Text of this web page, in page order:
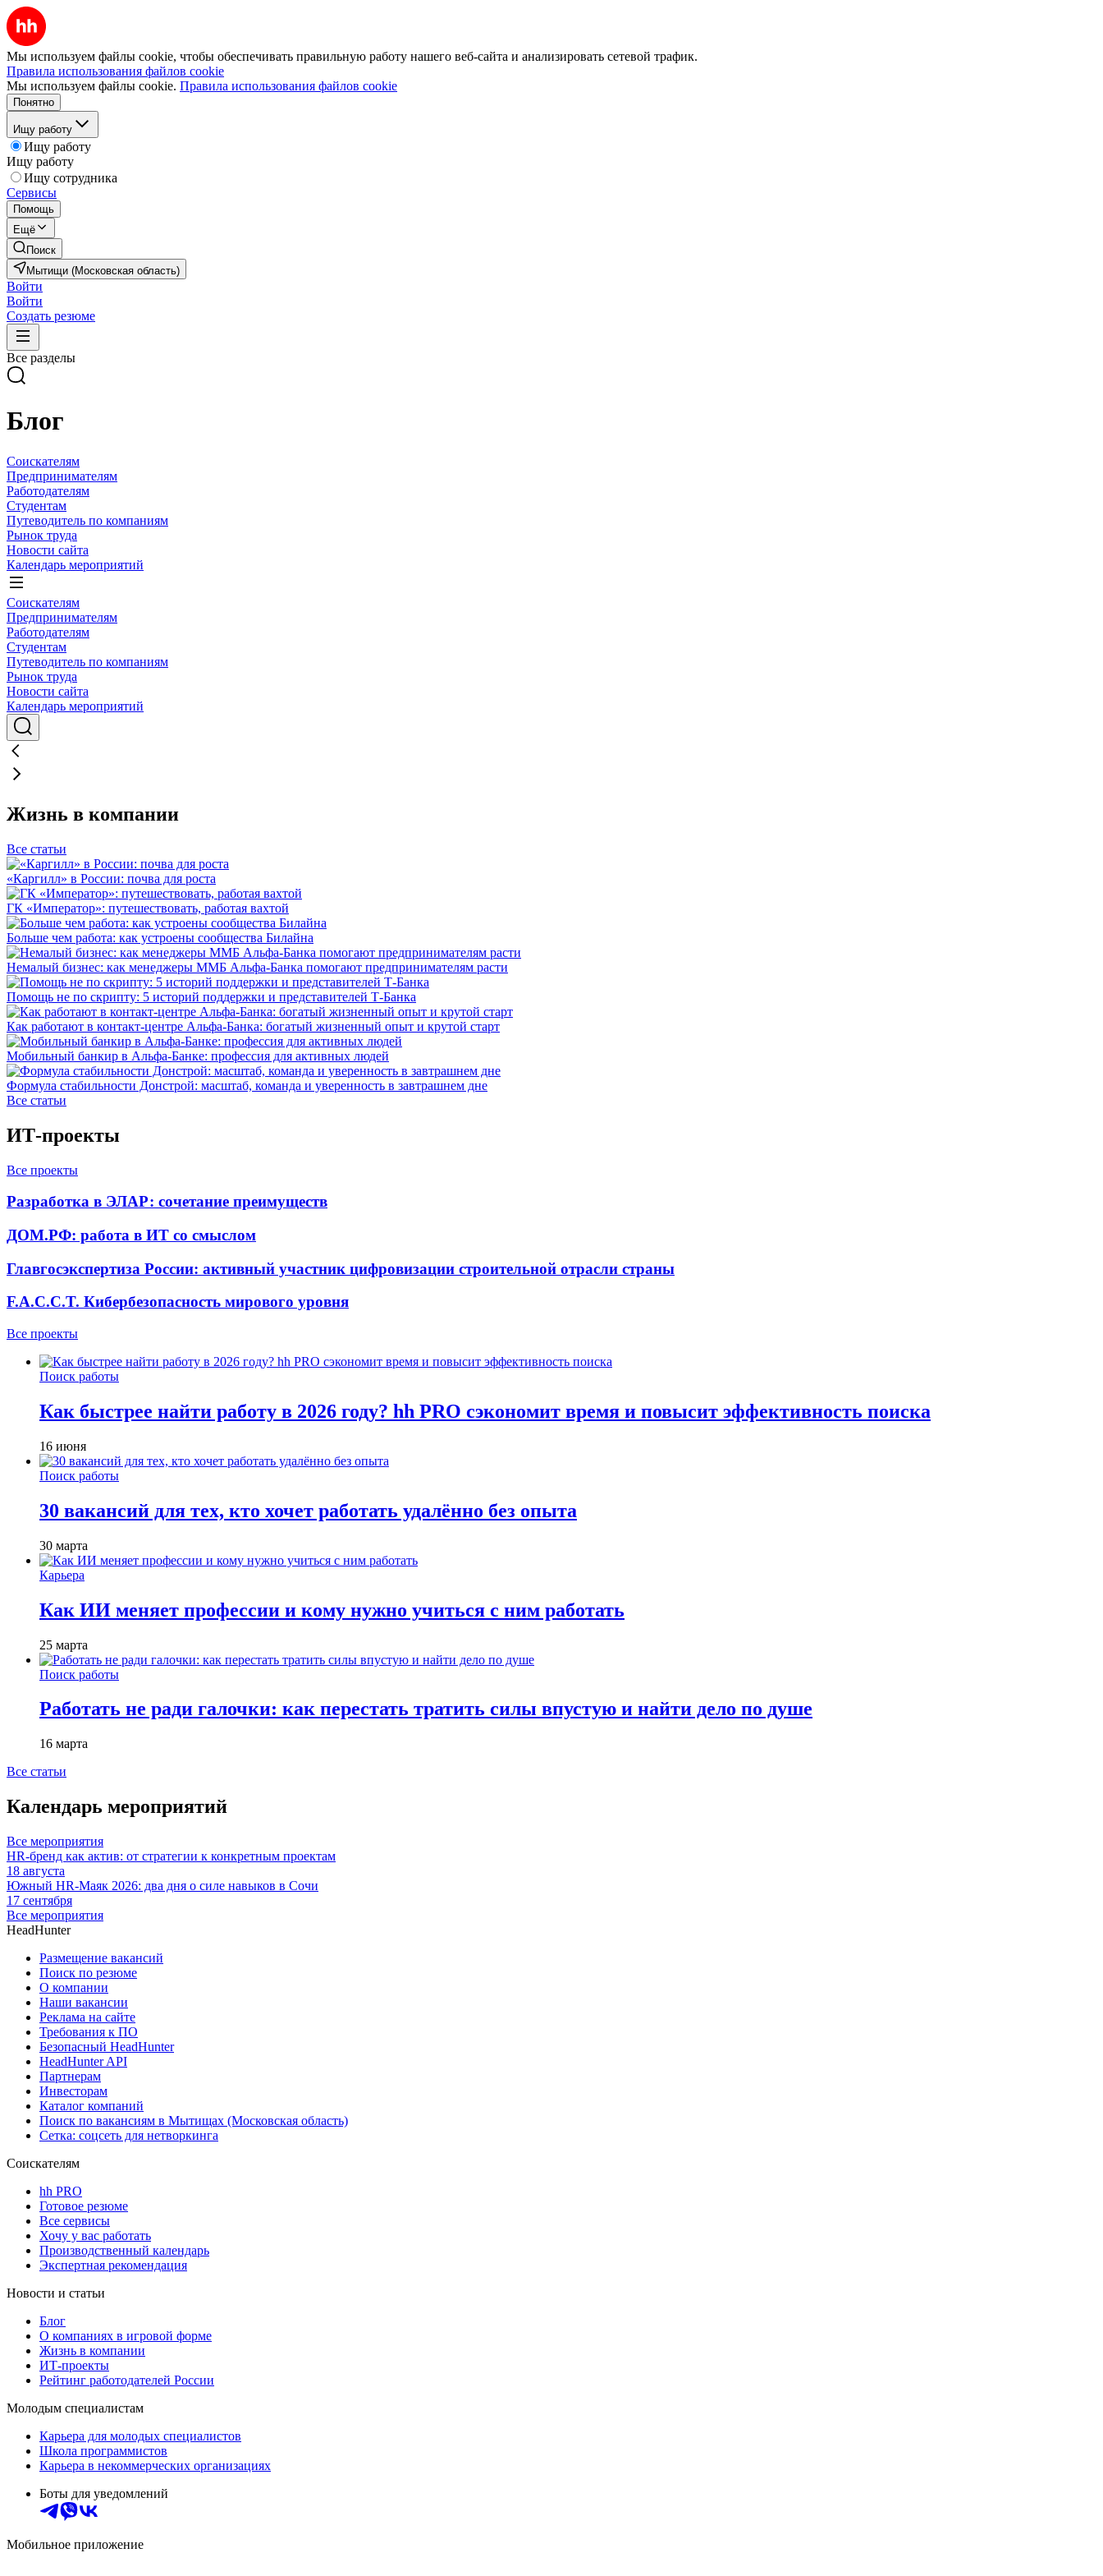
Мы используем файлы cookie, чтобы обеспечивать правильную работу нашего веб-сайта и анализировать сетевой трафик.
Правила использования файлов cookie
Мы используем файлы cookie. Правила использования файлов cookie
Понятно
Ищу работу
Ищу работу
Ищу работу
Ищу сотрудника
Сервисы
Помощь
Ещё
Поиск
Мытищи (Московская область)
Войти
Войти
Создать резюме
Все разделы
Блог
Соискателям
Предпринимателям
Работодателям
Студентам
Путеводитель по компаниям
Рынок труда
Новости сайта
Календарь мероприятий
Соискателям
Предпринимателям
Работодателям
Студентам
Путеводитель по компаниям
Рынок труда
Новости сайта
Календарь мероприятий
Жизнь в компании
Все статьи
«Каргилл» в России: почва для роста
ГК «Император»: путешествовать, работая вахтой
Больше чем работа: как устроены сообщества Билайна
Немалый бизнес: как менеджеры ММБ Альфа-Банка помогают предпринимателям расти
Помощь не по скрипту: 5 историй поддержки и представителей Т-Банка
Как работают в контакт-центре Альфа-Банка: богатый жизненный опыт и крутой старт
Мобильный банкир в Альфа-Банке: профессия для активных людей
Формула стабильности Донстрой: масштаб, команда и уверенность в завтрашнем дне
Все статьи
ИТ-проекты
Все проекты
Разработка в ЭЛАР: сочетание преимуществ
ДОМ.РФ: работа в ИТ со смыслом
Главгосэкспертиза России: активный участник цифровизации строительной отрасли страны
F.A.C.C.T. Кибербезопасность мирового уровня
Все проекты
Поиск работы
Как быстрее найти работу в 2026 году? hh PRO сэкономит время и повысит эффективность поиска
16 июня
Поиск работы
30 вакансий для тех, кто хочет работать удалённо без опыта
30 марта
Карьера
Как ИИ меняет профессии и кому нужно учиться с ним работать
25 марта
Поиск работы
Работать не ради галочки: как перестать тратить силы впустую и найти дело по душе
16 марта
Все статьи
Календарь мероприятий
Все мероприятия
HR-бренд как актив: от стратегии к конкретным проектам
18 августа
Южный HR-Маяк 2026: два дня о силе навыков в Сочи
17 сентября
Все мероприятия
HeadHunter
Размещение вакансий
Поиск по резюме
О компании
Наши вакансии
Реклама на сайте
Требования к ПО
Безопасный HeadHunter
HeadHunter API
Партнерам
Инвесторам
Каталог компаний
Поиск по вакансиям в Мытищах (Московская область)
Сетка: соцсеть для нетворкинга
Соискателям
hh PRO
Готовое резюме
Все сервисы
Хочу у вас работать
Производственный календарь
Экспертная рекомендация
Новости и статьи
Блог
О компаниях в игровой форме
Жизнь в компании
ИТ-проекты
Рейтинг работодателей России
Молодым специалистам
Карьера для молодых специалистов
Школа программистов
Карьера в некоммерческих организациях
Боты для уведомлений
Мобильное приложение